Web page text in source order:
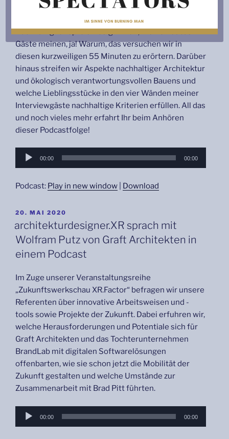
Braucht die Welt noch einen weiteren Deutschen
Nachhaltigkeitspreis Design? Nun, meine Podcast-
Gäste meinen, ja! Warum, das versuchen wir in
diesen kurzweiligen 55 Minuten zu erörtern. Darüber
hinaus streifen wir Aspekte nachhaltiger Architektur
und ökologisch verantwortungsvollen Bauens und
welche Lieblingsstücke in den vier Wänden meiner
Interviewgäste nachhaltige Kriterien erfüllen. All das
und noch vieles mehr erfahrt Ihr beim Anhören
dieser Podcastfolge!
Audio-
00:00 00:00
Podcast: Play in new window Download
VERÖFFENTLICHT
20. MAI 2020
architekturdesigner.XR sprach mit
Wolfram Putz von Graft Architekten in
einem Podcast
Im Zuge unserer Veranstaltungsreihe
„Zukunftswerkschau XR.Factor“ befragen wir unsere
Referenten über innovative Arbeitsweisen und -
tools sowie Projekte der Zukunft. Dabei erfuhren wir,
welche Herausforderungen und Potentiale sich für
Graft Architekten und das Tochterunternehmen
BrandLab mit digitalen Softwarelösungen
offenbarten, wie sie schon jetzt die Mobilität der
Zukunft gestalten und welche Umstände zur
Zusammenarbeit mit Brad Pitt führten.
Audio-
00:00 00:00